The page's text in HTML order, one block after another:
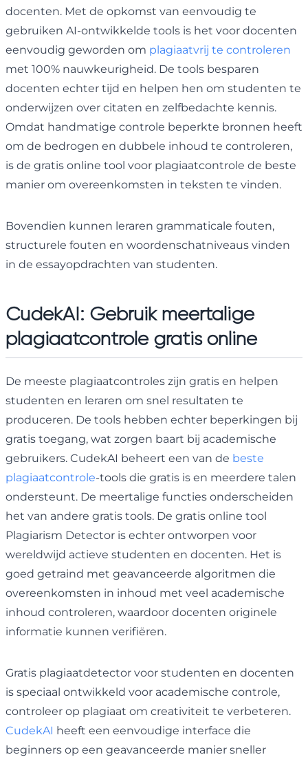
docenten. Met de opkomst van eenvoudig te
gebruiken AI-ontwikkelde tools is het voor docenten
eenvoudig geworden om plagiaatvrij te controleren
met 100% nauwkeurigheid. De tools besparen
docenten echter tijd en helpen hen om studenten te
onderwijzen over citaten en zelfbedachte kennis.
Omdat handmatige controle beperkte bronnen heeft
om de bedrogen en dubbele inhoud te controleren,
is de gratis online tool voor plagiaatcontrole de beste
manier om overeenkomsten in teksten te vinden.
Bovendien kunnen leraren grammaticale fouten,
structurele fouten en woordenschatniveaus vinden
in de essayopdrachten van studenten.
CudekAI: Gebruik meertalige
plagiaatcontrole gratis online
De meeste plagiaatcontroles zijn gratis en helpen
studenten en leraren om snel resultaten te
produceren. De tools hebben echter beperkingen bij
gratis toegang, wat zorgen baart bij academische
gebruikers. CudekAI beheert een van de beste
plagiaatcontrole-tools die gratis is en meerdere talen
ondersteunt. De meertalige functies onderscheiden
het van andere gratis tools. De gratis online tool
Plagiarism Detector is echter ontworpen voor
wereldwijd actieve studenten en docenten. Het is
goed getraind met geavanceerde algoritmen die
overeenkomsten in inhoud met veel academische
inhoud controleren, waardoor docenten originele
informatie kunnen verifiëren.
Gratis plagiaatdetector voor studenten en docenten
is speciaal ontwikkeld voor academische controle,
controleer op plagiaat om creativiteit te verbeteren.
CudekAI heeft een eenvoudige interface die
beginners op een geavanceerde manier sneller